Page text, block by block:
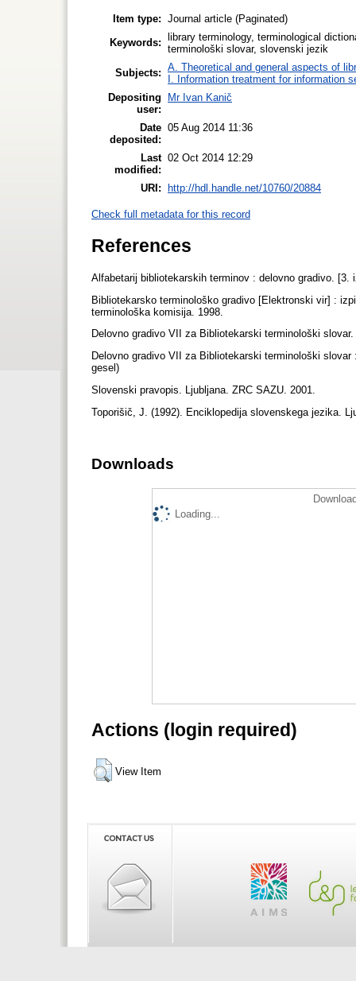
Item type: Journal article (Paginated)
Keywords:
library terminology, terminological
terminološki slovar, slovenski jezik
Subjects: A. Theoretical and general aspects of
I. Information treatment for information
Depositing
user:
Mr Ivan Kanič
Date
deposited:
05 Aug 2014 11:36
Last
modified:
02 Oct 2014 12:29
URI: http://hdl.handle.net/10760/20884
Check full metadata for this record
References
Alfabetarij bibliotekarskih terminov : delovno gradivo.
Bibliotekarsko terminološko gradivo [Elektronski vir] :
terminološka komisija. 1998.
Delovno gradivo VII za Bibliotekarski terminološki
Delovno gradivo VII za Bibliotekarski terminološki
gesel)
Slovenski pravopis. Ljubljana. ZRC SAZU. 2001.
Toporišič, J. (1992). Enciklopedija slovenskega jezika.
Downloads
Loading...
Actions (login required)
View Item